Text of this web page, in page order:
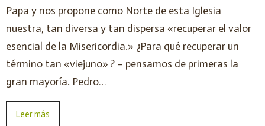
Papa y nos propone como Norte de esta Iglesia
nuestra, tan diversa y tan dispersa «recuperar el valor
esencial de la Misericordia.» ¿Para qué recuperar un
término tan «viejuno» ? – pensamos de primeras la
gran mayoría. Pedro…
Leer más